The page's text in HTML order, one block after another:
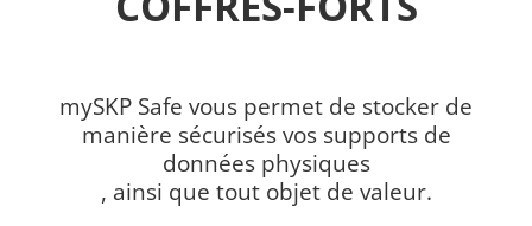
mySKP Safe vous permet de stocker de
manière sécurisés vos supports de
données physiques
, ainsi que tout objet de valeur.